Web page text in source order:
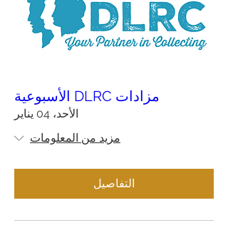
مزادات DLRC الأسبوعية
الأحد، 04 يناير
مزيد من المعلومات
التفاصيل